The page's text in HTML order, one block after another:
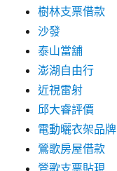
樹林支票借款
沙發
泰山當舖
澎湖自由行
近視雷射
邱大睿評價
電動曬衣架品牌
鶯歌房屋借款